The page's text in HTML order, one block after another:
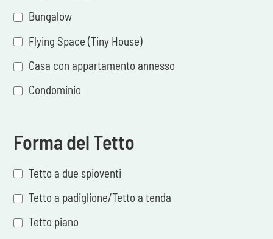
Bungalow
Flying Space (Tiny House)
Casa con appartamento annesso
Condominio
Forma del Tetto
Tetto a due spioventi
Tetto a padiglione/Tetto a tenda
Tetto piano